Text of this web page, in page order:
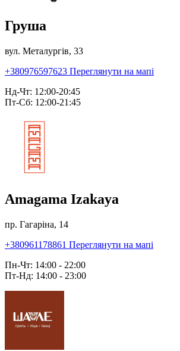
Груша
вул. Металургів, 33
+380976597623 Переглянути на мапі
Нд-Чт: 12:00-20:45
Пт-Сб: 12:00-21:45
Amagama Izakaya
пр. Гагаріна, 14
+380961178861 Переглянути на мапі
Пн-Чт: 14:00 - 22:00
Пт-Нд: 14:00 - 23:00